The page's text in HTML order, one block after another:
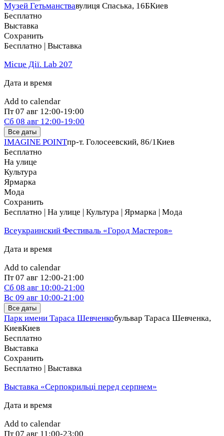
Музей Гетьманствавулиця Спаська, 16БКиев
Бесплатно
Выставка
Сохранить
Бесплатно | Выставка
Місце Дії. Lab 207
Дата и время
Add to calendar
Пт 07 авг 12:00-19:00
Сб 08 авг 12:00-19:00
Все даты
IMAGINE POINTпр-т. Голосеевский, 86/1Киев
Бесплатно
На улице
Культура
Ярмарка
Мода
Сохранить
Бесплатно | На улице | Культура | Ярмарка | Мода
Всеукраинский Фестиваль «Город Мастеров»
Дата и время
Add to calendar
Пт 07 авг 12:00-21:00
Сб 08 авг 10:00-21:00
Вс 09 авг 10:00-21:00
Все даты
Парк имени Тараса Шевченкобульвар Тараса Шевченка,
КиевКиев
Бесплатно
Выставка
Сохранить
Бесплатно | Выставка
Выставка «Серпокрильці перед серпнем»
Дата и время
Add to calendar
Пт 07 авг 11:00-23:00